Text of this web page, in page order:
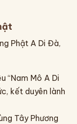
Phật A Di Đà,
“Nam Mô A Di
kết duyên lành
Tây Phương